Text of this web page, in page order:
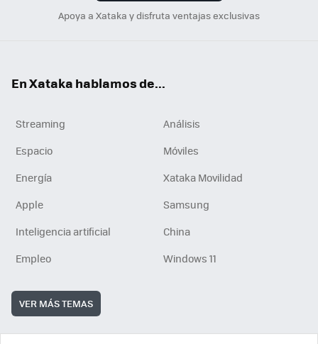
Apoya a Xataka y disfruta ventajas exclusivas
En Xataka hablamos de...
Streaming
Análisis
Espacio
Móviles
Energía
Xataka Movilidad
Apple
Samsung
Inteligencia artificial
China
Empleo
Windows 11
VER MÁS TEMAS